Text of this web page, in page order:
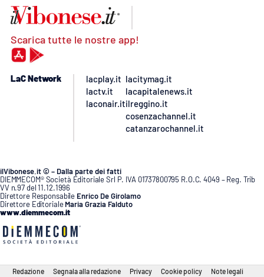
Scarica tutte le nostre app!
LaC Network
lacplay.it
lactv.it
laconair.it
lacitymag.it
lacapitalenews.it
ilreggino.it
cosenzachannel.it
catanzarochannel.it
ilVibonese.it © – Dalla parte dei fatti
DIEMMECOM® Società Editoriale Srl P. IVA 01737800795 R.O.C. 4049 – Reg. Trib
VV n.97 del 11.12.1996
Direttore Responsabile Enrico De Girolamo
Direttore Editoriale Maria Grazia Falduto
www.diemmecom.it
Redazione Segnala alla redazione Privacy Cookie policy Note legali